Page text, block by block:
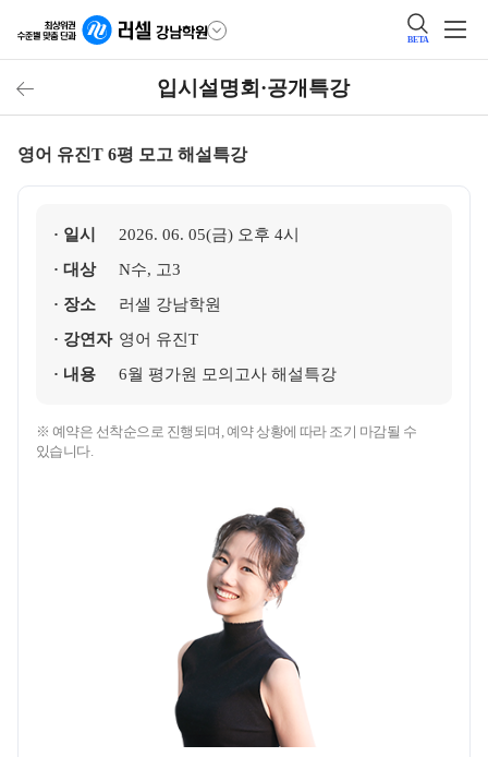
BETA
입시설명회·공개특강
영어 유진T 6평 모고 해설특강
· 일시
2026. 06. 05(금) 오후 4시
· 대상
N수, 고3
· 장소
러셀 강남학원
· 강연자 영어 유진T
· 내용
6월 평가원 모의고사 해설특강
※ 예약은 선착순으로 진행되며, 예약 상황에 따라 조기 마감될 수
있습니다.